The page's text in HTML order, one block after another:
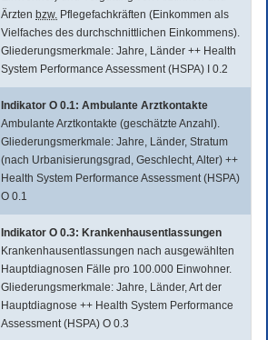
Ärzten bzw. Pflegefachkräften (Einkommen als
Vielfaches des durchschnittlichen Einkommens).
Gliederungsmerkmale: Jahre, Länder ++ Health
System Performance Assessment (HSPA) I 0.2
Indikator O 0.1: Ambulante Arztkontakte
Ambulante Arztkontakte (geschätzte Anzahl).
Gliederungsmerkmale: Jahre, Länder, Stratum
(nach Urbanisierungsgrad, Geschlecht, Alter) ++
Health System Performance Assessment (HSPA)
O 0.1
Indikator O 0.3: Krankenhausentlassungen
Krankenhausentlassungen nach ausgewählten
Hauptdiagnosen Fälle pro 100.000 Einwohner.
Gliederungsmerkmale: Jahre, Länder, Art der
Hauptdiagnose ++ Health System Performance
Assessment (HSPA) O 0.3